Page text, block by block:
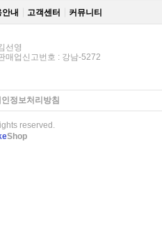
안내 고객센터 커뮤니티
선영
매업신고번호 : 강남-5272
인정보처리방침
reserved.
Shop